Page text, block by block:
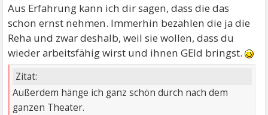
Aus Erfahrung kann ich dir sagen, dass die das
schon ernst nehmen. Immerhin bezahlen die ja die
Reha und zwar deshalb, weil sie wollen, dass du
wieder arbeitsfähig wirst und ihnen GEld bringst.
Zitat:
Außerdem hänge ich ganz schön durch nach dem
ganzen Theater.